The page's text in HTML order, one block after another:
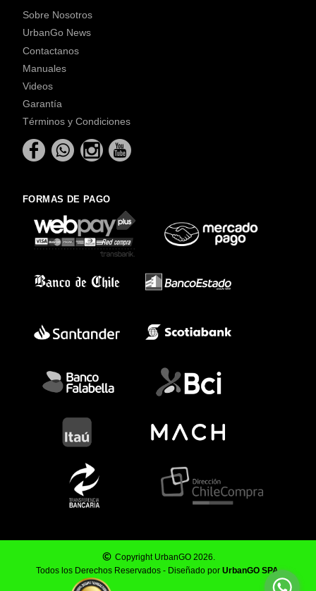
Sobre Nosotros
UrbanGo News
Contactanos
Manuales
Videos
Garantía
Términos y Condiciones
FORMAS DE PAGO
Copyright UrbanGO 2026.
Todos los Derechos Reservados - Diseñado por UrbanGO SPA.